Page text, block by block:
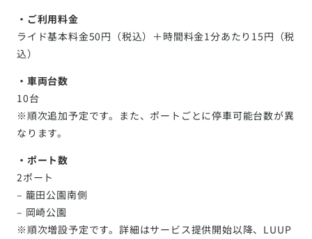
・ご利用料金
ライド基本料金50円（税込）＋時間料金1分あたり15円（税
込）
・車両台数
10台
※順次追加予定です。また、ポートごとに停車可能台数が異
なります。
・ポート数
2ポート
– 籠田公園南側
– 岡崎公園
※順次増設予定です。詳細はサービス提供開始以降、LUUP